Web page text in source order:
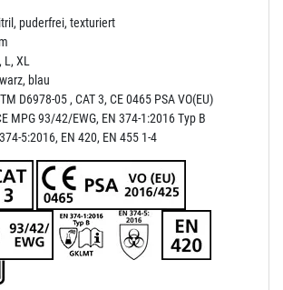
puderfrei, texturiert
L, XL
blau
D6978-05 , CAT 3, CE 0465 PSA VO(EU)
MPG 93/42/EWG, EN 374-1:2016 Typ B
5:2016, EN 420, EN 455 1-4